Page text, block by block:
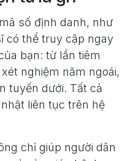
số định danh, như
có thể truy cập ngay
bạn: từ lần tiêm
nghiệm năm ngoái,
tuyến dưới. Tất cả
liên tục trên hệ
chỉ giúp người dân